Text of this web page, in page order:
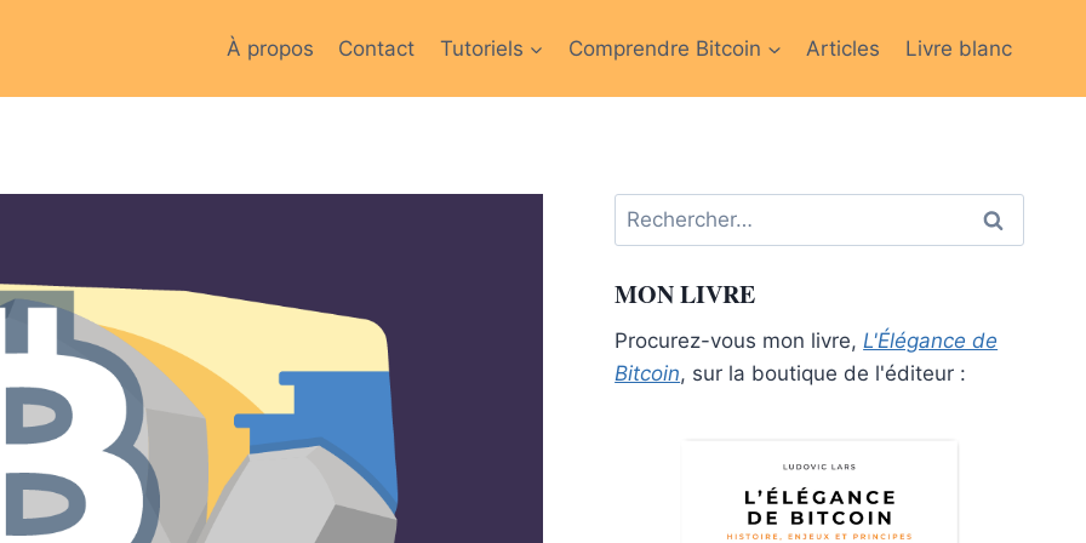
À propos Contact Tutoriels Comprendre Bitcoin Articles Livre blanc
Rechercher :
MON LIVRE
Procurez-vous mon livre,L'Élégance de
Bitcoin, sur la boutique de l'éditeur :